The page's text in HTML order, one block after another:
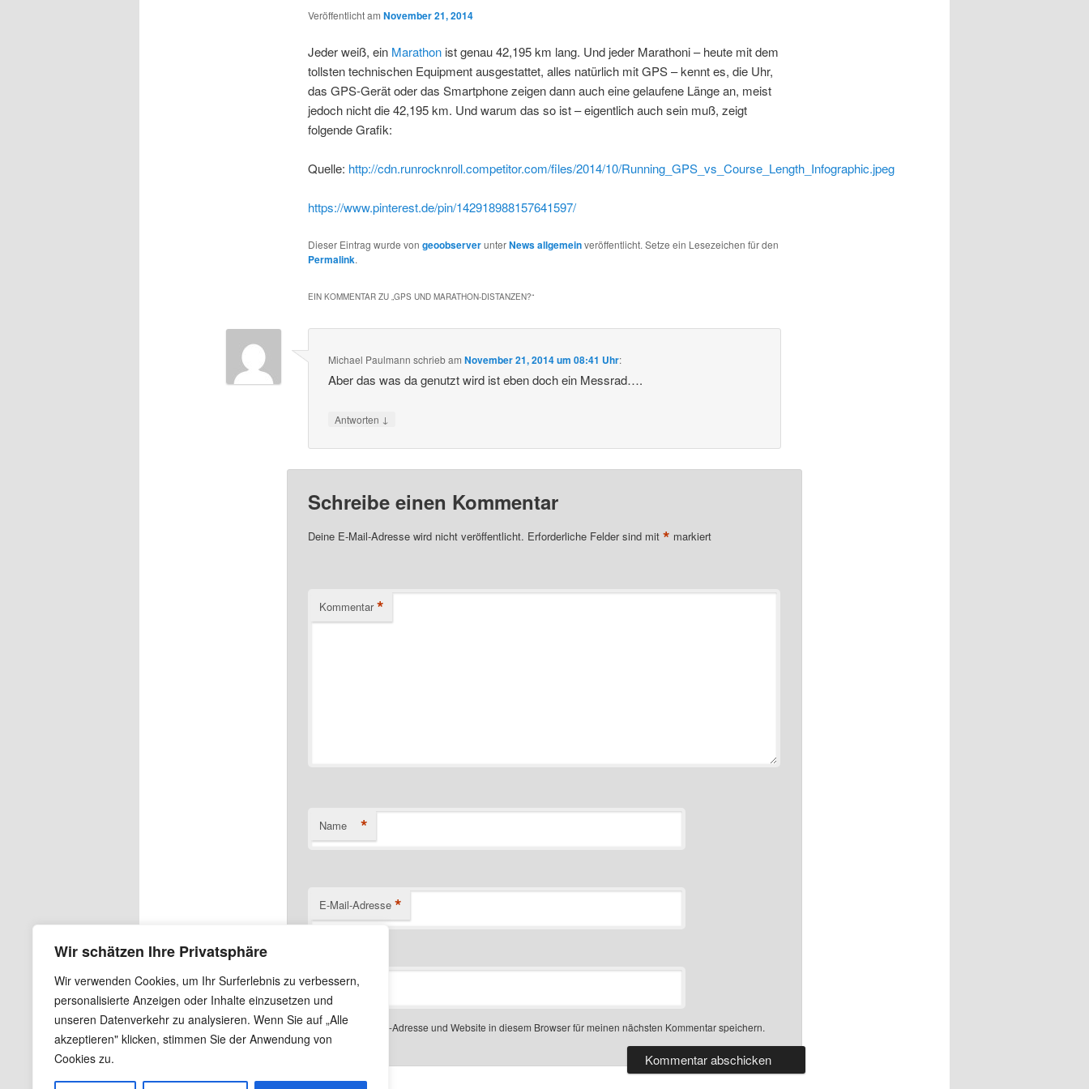
Wir schätzen Ihre Privatsphäre
Wir verwenden Cookies, um Ihr Surferlebnis zu verbessern,
personalisierte Anzeigen oder Inhalte einzusetzen und
unseren Datenverkehr zu analysieren. Wenn Sie auf „Alle
akzeptieren" klicken, stimmen Sie der Anwendung von
Cookies zu.
Veröffentlicht am November 21, 2014
Jeder weiß, ein Marathon ist genau 42,195 km lang. Und jeder Marathoni – heute mit dem
tollsten technischen Equipment ausgestattet, alles natürlich mit GPS – kennt es, die Uhr,
das GPS-Gerät oder das Smartphone zeigen dann auch eine gelaufene Länge an, meist
jedoch nicht die 42,195 km. Und warum das so ist – eigentlich auch sein muß, zeigt
folgende Grafik:
Quelle: http://cdn.runrocknroll.competitor.com/files/2014/10/Running_GPS_vs_Course_Length_Infographic.jpeg
https://www.pinterest.de/pin/142918988157641597/
Dieser Eintrag wurde von geoobserverunterNews allgemeinveröffentlicht. Setze ein Lesezeichen für den
Permalink.
EIN KOMMENTAR ZU „GPS UND MARATHON-DISTANZEN?“
Michael Paulmann schriebamNovember 21, 2014 um 08:41 Uhr:
Aber das was da genutzt wird ist eben doch ein Messrad….
Antworten ↓
Schreibe einen Kommentar
Deine E-Mail-Adresse wird nicht veröffentlicht. Erforderliche Felder sind mit * markiert
Kommentar *
Name *
E-Mail-Adresse *
Website
Name, E-Mail-Adresse und Website in diesem Browser für meinen nächsten Kommentar speichern.